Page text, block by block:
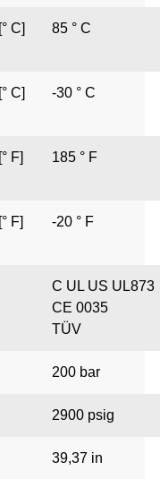
C]
85 ° C
C]
-30 ° C
F]
185 ° F
F]
-20 ° F
C UL US UL873
CE 0035
TÜV
200 bar
2900 psig
39,37 in